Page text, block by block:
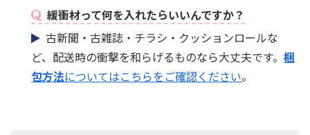
緩衝材って何を入れたらいいんですか？
古新聞・古雑誌・チラシ・クッションロールな
ど、配送時の衝撃を和らげるものなら大丈夫です。梱
包方法についてはこちらをご確認ください。